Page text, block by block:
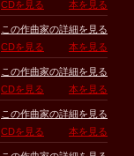
CDを見る
本を見る
この作曲家の詳細を見る
CDを見る
本を見る
この作曲家の詳細を見る
CDを見る
本を見る
この作曲家の詳細を見る
CDを見る
本を見る